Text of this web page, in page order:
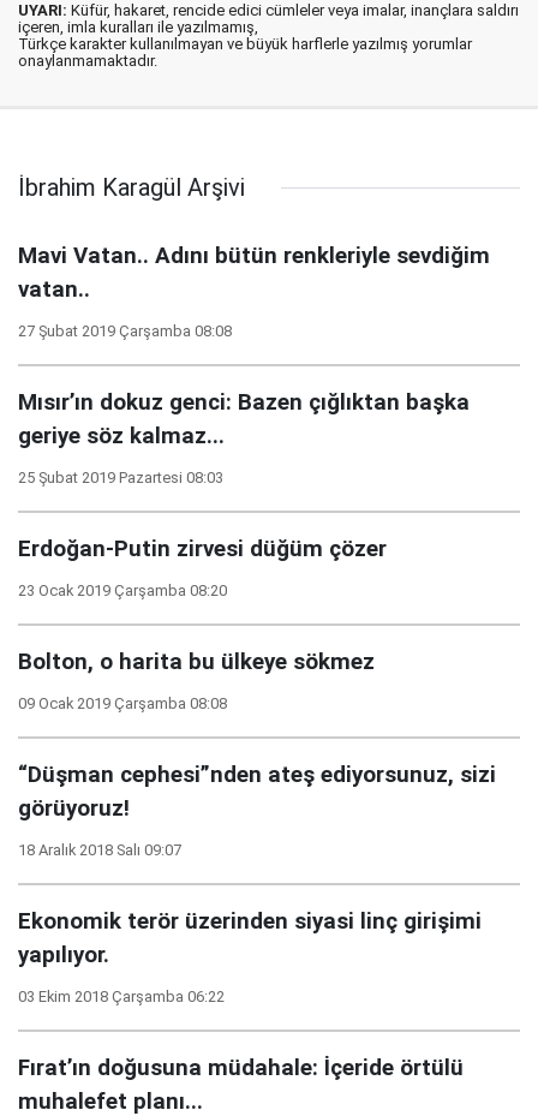
UYARI: Küfür, hakaret, rencide edici cümleler veya imalar, inançlara saldırı
içeren, imla kuralları ile yazılmamış,
Türkçe karakter kullanılmayan ve büyük harflerle yazılmış yorumlar
onaylanmamaktadır.
İbrahim Karagül Arşivi
Mavi Vatan.. Adını bütün renkleriyle sevdiğim
vatan..
27 Şubat 2019 Çarşamba 08:08
Mısır’ın dokuz genci: Bazen çığlıktan başka
geriye söz kalmaz...
25 Şubat 2019 Pazartesi 08:03
Erdoğan-Putin zirvesi düğüm çözer
23 Ocak 2019 Çarşamba 08:20
Bolton, o harita bu ülkeye sökmez
09 Ocak 2019 Çarşamba 08:08
“Düşman cephesi”nden ateş ediyorsunuz, sizi
görüyoruz!
18 Aralık 2018 Salı 09:07
Ekonomik terör üzerinden siyasi linç girişimi
yapılıyor.
03 Ekim 2018 Çarşamba 06:22
Fırat’ın doğusuna müdahale: İçeride örtülü
muhalefet planı...